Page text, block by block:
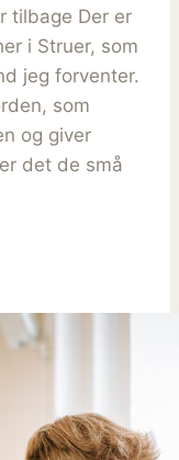
tilbage Der er
i Struer, som
jeg forventer.
som
og giver
det de små